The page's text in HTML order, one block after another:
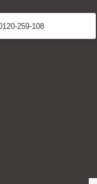
259-108